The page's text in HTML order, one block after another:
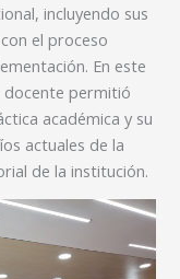
incluyendo sus
el proceso
En este
docente permitió
académica y su
actuales de la
de la institución.